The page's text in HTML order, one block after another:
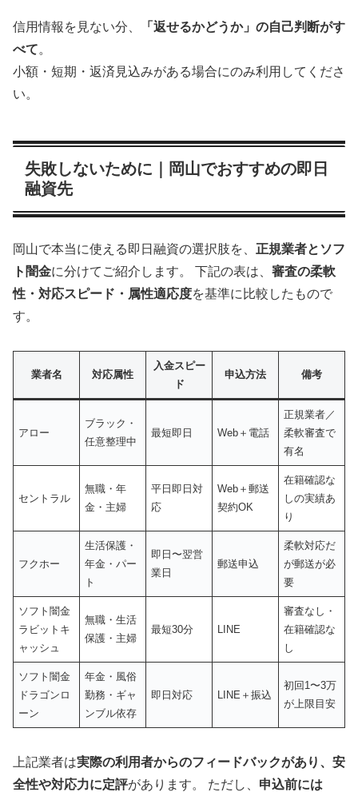
信用情報を見ない分、
「返せるかどうか」の自己判断がす
べて。
小額・短期・返済見込みがある場合にのみ利用してくださ
い。
失敗しないために｜岡山でおすすめの即日
融資先
岡山で本当に使える即日融資の選択肢を、 正規業者とソフ
ト闇金に分けてご紹介します。 下記の表は、 審査の柔軟
性・対応スピード・属性適応度を基準に比較したもので
す。
業者名 対応属性
入金スピー
ド
申込方法 備考
アロー
ブラック・
任意整理中
最短即日 Web＋電話
正規業者／
柔軟審査で
有名
セントラル
無職・年
金・主婦
平日即日対
応
Web＋郵送
契約OK
在籍確認な
しの実績あ
り
フクホー
生活保護・
年金・パー
ト
即日〜翌営
業日
郵送申込
柔軟対応だ
が郵送が必
要
ソフト闇金
ラビットキ
ャッシュ
無職・生活
保護・主婦
最短30分 LINE
審査なし・
在籍確認な
し
ソフト闇金
ドラゴンロ
ーン
年金・風俗
勤務・ギャ
ンブル依存
即日対応 LINE＋振込
初回1〜3万
が上限目安
上記業者は実際の利用者からのフィードバックがあり、安
全性や対応力に定評があります。 ただし、 申込前には